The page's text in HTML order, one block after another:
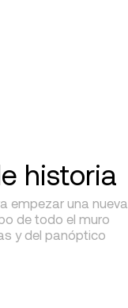
historia
empezar una nueva
de todo el muro
y del panóptico